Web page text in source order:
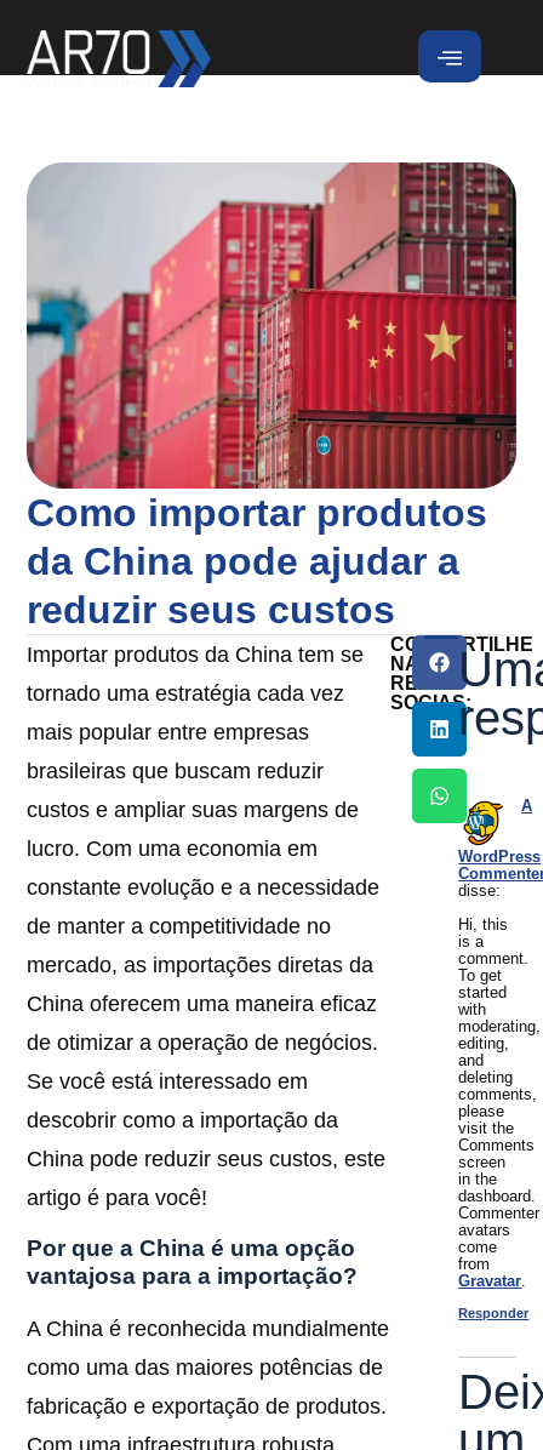
Como importar produtos
da China pode ajudar a
reduzir seus custos
Importar produtos da China tem se
tornado uma estratégia cada vez
mais popular entre empresas
brasileiras que buscam reduzir
custos e ampliar suas margens de
lucro. Com uma economia em
constante evolução e a necessidade
de manter a competitividade no
mercado, as importações diretas da
China oferecem uma maneira eficaz
de otimizar a operação de negócios.
Se você está interessado em
descobrir como a importação da
China pode reduzir seus custos, este
artigo é para você!
Por que a China é uma opção
vantajosa para a importação?
A China é reconhecida mundialmente
como uma das maiores potências de
fabricação e exportação de produtos.
Com uma infraestrutura robusta,
COMPARTILHE
NAS
REDES
SOCIAS:
A
WordPress
disse:
Hi, this
is a
comment.
To get
started
with
moderating,
editing,
and
deleting
comments,
please
visit the
Comments
screen
in the
dashboard.
Commenter
avatars
come
from
Gravatar
Responder